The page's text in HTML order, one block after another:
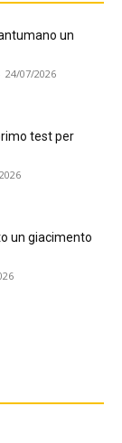
un
24/07/2026
test per
un giacimento